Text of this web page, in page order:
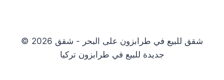
© 2026 شقق للبيع في طرابزون على البحر - شقق
جديدة للبيع في طرابزون تركيا